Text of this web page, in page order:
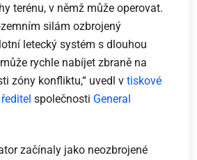
terénu, v němž může operovat.
silám ozbrojený
letecký systém s dlouhou
rychle nabíjet zbraně na
zóny konfliktu,“ uvedl vtiskové
společnosti General
začínaly jako neozbrojené